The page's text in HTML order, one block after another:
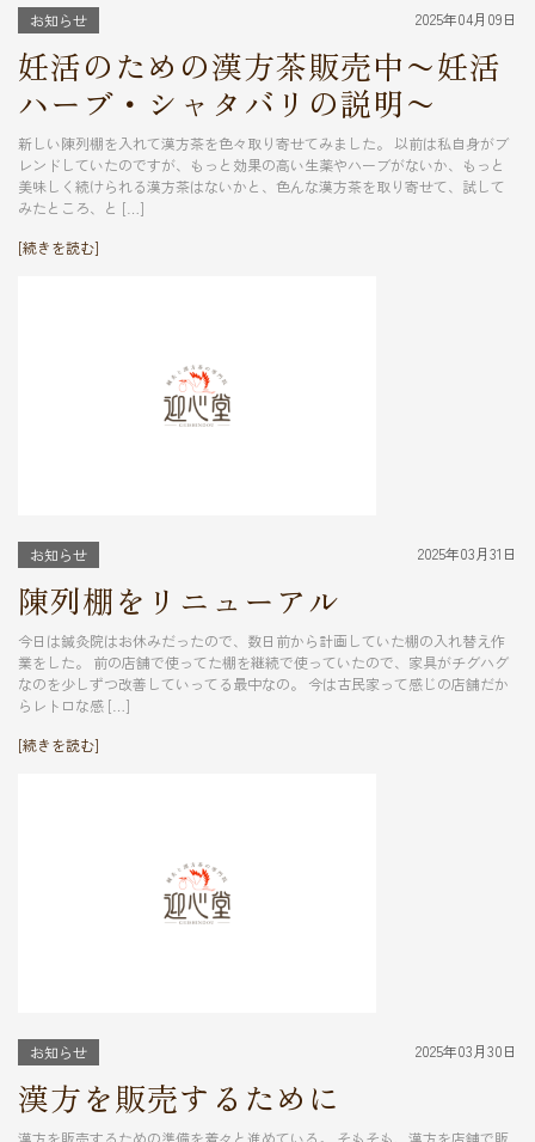
お知らせ 2025年04月09日
妊活のための漢方茶販売中〜妊活
ハーブ・シャタバリの説明〜
新しい陳列棚を入れて漢方茶を色々取り寄せてみました。 以前は私自身がブ
レンドしていたのですが、もっと効果の高い生薬やハーブがないか、もっと
美味しく続けられる漢方茶はないかと、色んな漢方茶を取り寄せて、試して
みたところ、と […]
[続きを読む]
お知らせ 2025年03月31日
陳列棚をリニューアル
今日は鍼灸院はお休みだったので、数日前から計画していた棚の入れ替え作
業をした。 前の店舗で使ってた棚を継続で使っていたので、家具がチグハグ
なのを少しずつ改善していってる最中なの。 今は古民家って感じの店舗だか
らレトロな感 […]
[続きを読む]
お知らせ 2025年03月30日
漢方を販売するために
漢方を販売するための準備を着々と進めている。 そもそも、漢方を店舗で販